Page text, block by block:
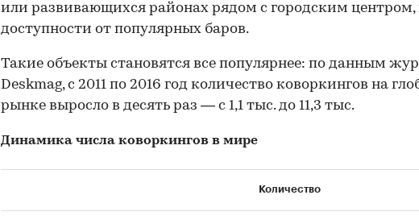
или развивающихся районах рядом с городским центром,
доступности от популярных баров.
Такие объекты становятся все популярнее: по данным
Deskmag, с 2011 по 2016 год количество коворкингов на
рынке выросло в десять раз — с 1,1 тыс. до 11,3 тыс.
Динамика числа коворкингов в мире
Количество